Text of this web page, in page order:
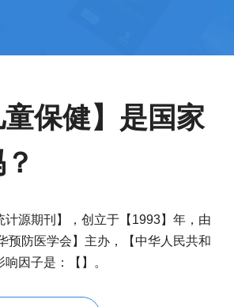
童保健】是国家
计源期刊】，创立于【1993】年，由
预防医学会】主办，【中华人民共和
因子是：【】。